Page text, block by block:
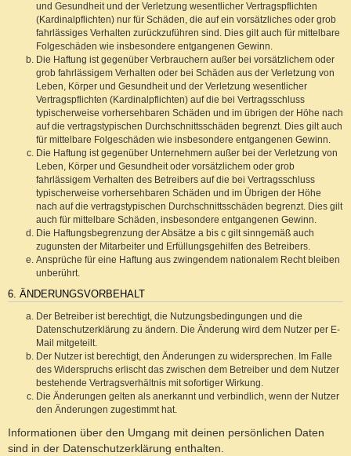
und Gesundheit und der Verletzung wesentlicher Vertragspflichten
(Kardinalpflichten) nur für Schäden, die auf ein vorsätzliches oder grob
fahrlässiges Verhalten zurückzuführen sind. Dies gilt auch für mittelbare
Folgeschäden wie insbesondere entgangenen Gewinn.
Die Haftung ist gegenüber Verbrauchern außer bei vorsätzlichem oder
grob fahrlässigem Verhalten oder bei Schäden aus der Verletzung von
Leben, Körper und Gesundheit und der Verletzung wesentlicher
Vertragspflichten (Kardinalpflichten) auf die bei Vertragsschluss
typischerweise vorhersehbaren Schäden und im übrigen der Höhe nach
auf die vertragstypischen Durchschnittsschäden begrenzt. Dies gilt auch
für mittelbare Folgeschäden wie insbesondere entgangenen Gewinn.
Die Haftung ist gegenüber Unternehmern außer bei der Verletzung von
Leben, Körper und Gesundheit oder vorsätzlichem oder grob
fahrlässigem Verhalten des Betreibers auf die bei Vertragsschluss
typischerweise vorhersehbaren Schäden und im Übrigen der Höhe
nach auf die vertragstypischen Durchschnittsschäden begrenzt. Dies gilt
auch für mittelbare Schäden, insbesondere entgangenen Gewinn.
Die Haftungsbegrenzung der Absätze a bis c gilt sinngemäß auch
zugunsten der Mitarbeiter und Erfüllungsgehilfen des Betreibers.
Ansprüche für eine Haftung aus zwingendem nationalem Recht bleiben
unberührt.
6. ÄNDERUNGSVORBEHALT
Der Betreiber ist berechtigt, die Nutzungsbedingungen und die
Datenschutzerklärung zu ändern. Die Änderung wird dem Nutzer per E-
Mail mitgeteilt.
Der Nutzer ist berechtigt, den Änderungen zu widersprechen. Im Falle
des Widerspruchs erlischt das zwischen dem Betreiber und dem Nutzer
bestehende Vertragsverhältnis mit sofortiger Wirkung.
Die Änderungen gelten als anerkannt und verbindlich, wenn der Nutzer
den Änderungen zugestimmt hat.
Informationen über den Umgang mit deinen persönlichen Daten
sind in der Datenschutzerklärung enthalten.